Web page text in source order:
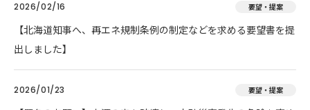
2026/02/16 要望・提案
【北海道知事へ、再エネ規制条例の制定などを求める要望書を提
出しました】
2026/01/23 要望・提案